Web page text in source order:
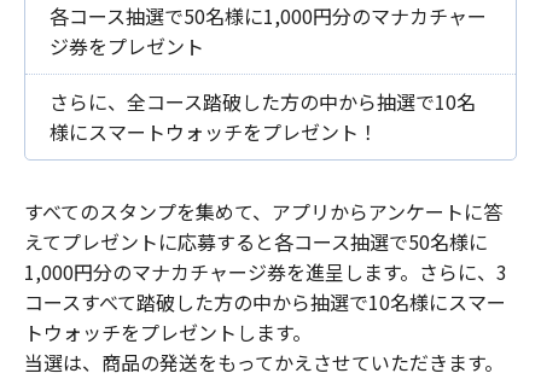
各コース抽選で50名様に1,000円分のマナカチャー
ジ券をプレゼント
さらに、全コース踏破した方の中から抽選で10名
様にスマートウォッチをプレゼント！
すべてのスタンプを集めて、アプリからアンケートに答
えてプレゼントに応募すると各コース抽選で50名様に
1,000円分のマナカチャージ券を進呈します。さらに、3
コースすべて踏破した方の中から抽選で10名様にスマー
トウォッチをプレゼントします。
当選は、商品の発送をもってかえさせていただきます。